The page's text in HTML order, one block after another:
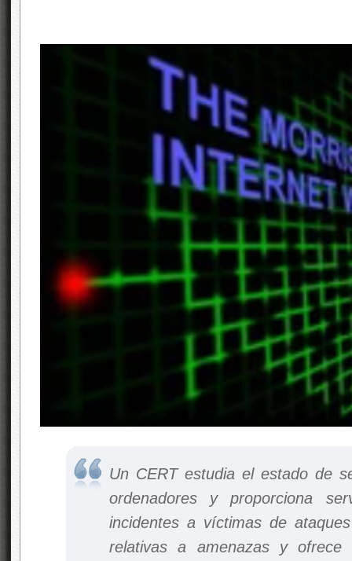
Un CERT estudia el estado de
ordenadores y proporciona
incidentes a víctimas de
relativas a amenazas y ofrece